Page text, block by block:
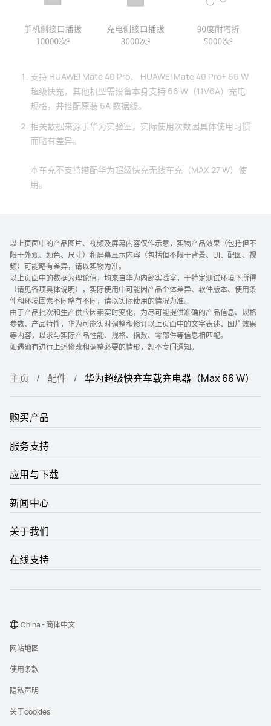
支持 HUAWEI Mate 40 Pro、 HUAWEI Mate 40 Pro+ 66 W
超级快充，其他机型需设备本身支持 66 W（11V6A）充电
规格，并搭配原装 6A 数据线。
相关数据来源于华为实验室，实际使用次数因具体使用习惯
而略有差异。
本车充不支持搭配华为超级快充无线车充（MAX 27 W）使
用。
以上页面中的产品图片、视频及屏幕内容仅作示意，实物产品效果（包括但不
限于外观、颜色、尺寸）和屏幕显示内容（包括但不限于背景、UI、配图、视
频）可能略有差异，请以实物为准。
以上页面中的数据为理论值，均来自华为内部实验室，于特定测试环境下所得
（请见各项具体说明），实际使用中可能因产品个体差异、软件版本、使用条
件和环境因素不同略有不同，请以实际使用的情况为准。
由于产品批次和生产供应因素实时变化，为尽可能提供准确的产品信息、规格
参数、产品特性，华为可能实时调整和修订以上页面中的文字表述、图片效果
等内容，以求与实际产品性能、规格、指数、零部件等信息相匹配。
如遇确有进行上述修改和调整必要的情形，恕不专门通知。
主页 配件 华为超级快充车载充电器（Max 66 W）
购买产品
服务支持
应用与下载
新闻中心
关于我们
在线支持
网站地图
使用条款
隐私声明
关于cookies
China - 简体中文